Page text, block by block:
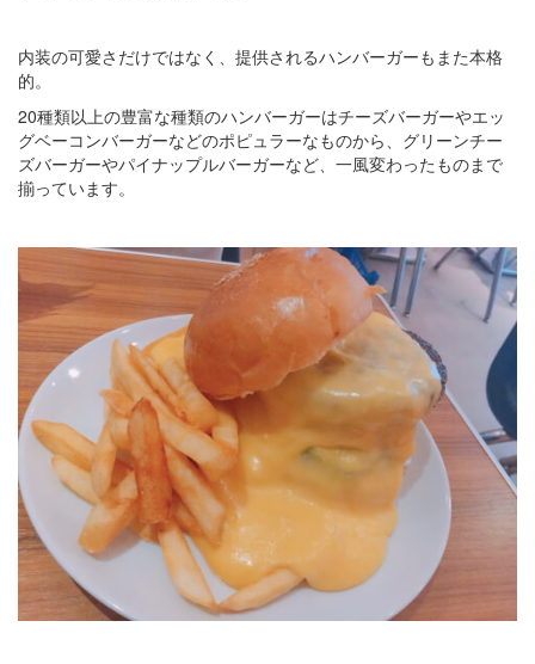
内装の可愛さだけではなく、提供されるハンバーガーもまた本格
的。
20種類以上の豊富な種類のハンバーガーはチーズバーガーやエッ
グベーコンバーガーなどのポピュラーなものから、グリーンチー
ズバーガーやパイナップルバーガーなど、一風変わったものまで
揃っています。